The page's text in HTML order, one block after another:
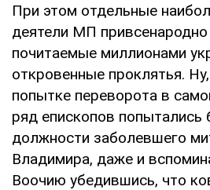
При этом отдельные
деятели МП
почитаемые миллионами
откровенные проклятья.
попытке переворота в
ряд епископов попытались
должности заболевшего
Владимира, даже и
Воочию убедившись, что